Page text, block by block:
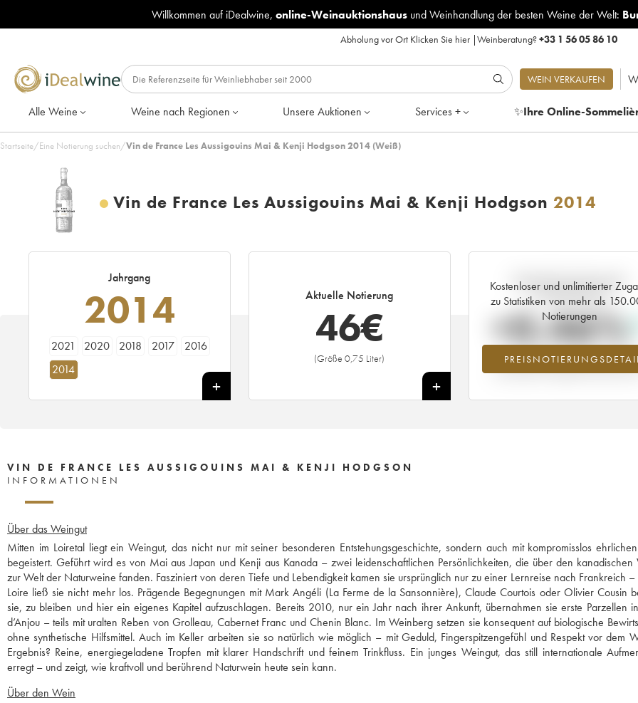
Willkommen auf iDealwine, online-Weinauktionshausund Weinhandlung der besten Weine der Welt:
Abholung vor Ort Klicken Sie hier|Weinberatung?+33 1 56 05 86 10
WEIN VERKAUFEN
Alle Weine Weine nach Regionen Unsere Auktionen Services + ✨Ihre Online-
Startseite/Eine Notierung suchen/Vin de France Les Aussigouins Mai & Kenji Hodgson 2014 (Weiß)
Vin de France Les Aussigouins Mai & Kenji Hodgson 2014
Jahrgang
2014
2021 2020 2018 2017
2016
2014
Aktuelle Notierung
46€
(Größe 0,75 Liter)
+
Kostenloser und unlimitierter
zu Statistiken von mehr als
Notierungen
Aktuelle Entwicklung der
Preisnotierung
+0.46%
Preisanstiegs des Jahrgangs 2014
Jahr 2026 im Vergleich zum Jahr
VIN DE FRANCE LES AUSSIGOUINS MAI & KENJI HODGSON
INFORMATIONEN
Über das Weingut
Mitten im Loiretal liegt ein Weingut, das nicht nur mit seiner besonderen Entstehungsgeschichte, sondern auch mit kompromisslos
begeistert. Geführt wird es von Mai aus Japan und Kenji aus Kanada – zwei leidenschaftlichen Persönlichkeiten, die über den kanadischen
zur Welt der Naturweine fanden. Fasziniert von deren Tiefe und Lebendigkeit kamen sie ursprünglich nur zu einer Lernreise nach Frankreich
Loire ließ sie nicht mehr los. Prägende Begegnungen mit Mark Angéli (La Ferme de la Sansonnière), Claude Courtois oder Olivier Cousin
sie, zu bleiben und hier ein eigenes Kapitel aufzuschlagen. Bereits 2010, nur ein Jahr nach ihrer Ankunft, übernahmen sie erste Parzellen
d’Anjou – teils mit uralten Reben von Grolleau, Cabernet Franc und Chenin Blanc. Im Weinberg setzen sie konsequent auf biologische
ohne synthetische Hilfsmittel. Auch im Keller arbeiten sie so natürlich wie möglich – mit Geduld, Fingerspitzengefühl und Respekt vor dem
Ergebnis? Reine, energiegeladene Tropfen mit klarer Handschrift und feinem Trinkfluss. Ein junges Weingut, das still internationale
erregt – und zeigt, wie kraftvoll und berührend Naturwein heute sein kann.
Über den Wein